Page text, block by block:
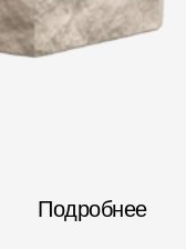
Подробнее